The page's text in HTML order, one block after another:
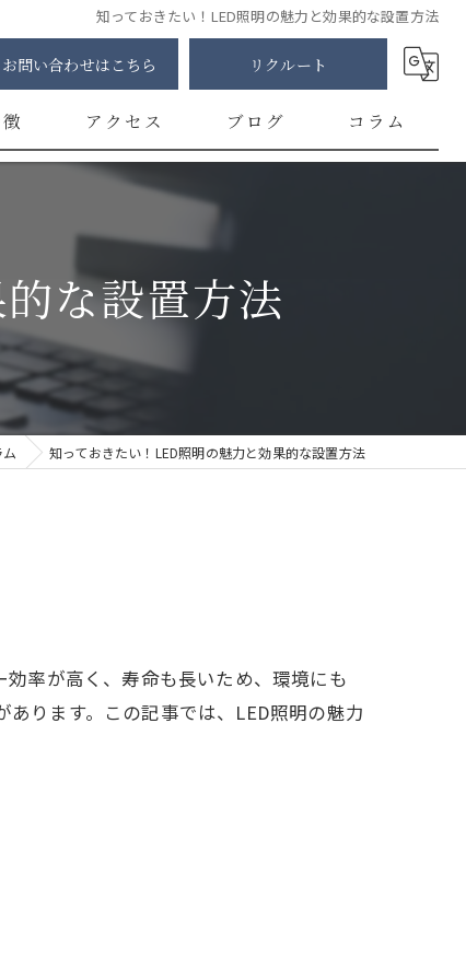
知っておきたい！LED照明の魅力と効果的な設置方法
お問い合わせはこちら リクルート
アクセス ブログ コラム
な設置方法
知っておきたい！LED照明の魅力と効果的な設置方法
率が高く、寿命も長いため、環境にも
ります。この記事では、LED照明の魅力